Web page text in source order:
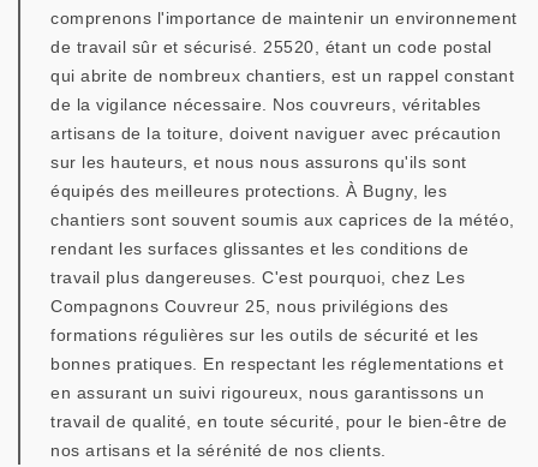
comprenons l'importance de maintenir un environnement
de travail sûr et sécurisé. 25520, étant un code postal
qui abrite de nombreux chantiers, est un rappel constant
de la vigilance nécessaire. Nos couvreurs, véritables
artisans de la toiture, doivent naviguer avec précaution
sur les hauteurs, et nous nous assurons qu'ils sont
équipés des meilleures protections. À Bugny, les
chantiers sont souvent soumis aux caprices de la météo,
rendant les surfaces glissantes et les conditions de
travail plus dangereuses. C'est pourquoi, chez Les
Compagnons Couvreur 25, nous privilégions des
formations régulières sur les outils de sécurité et les
bonnes pratiques. En respectant les réglementations et
en assurant un suivi rigoureux, nous garantissons un
travail de qualité, en toute sécurité, pour le bien-être de
nos artisans et la sérénité de nos clients.